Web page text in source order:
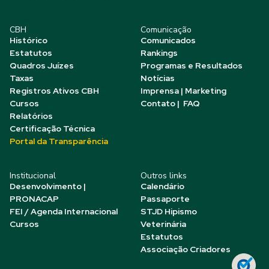
CBH
Histórico
Estatutos
Quadros Juízes
Taxas
Registros Ativos CBH
Cursos
Relatórios
Certificação Técnica
Portal da Transparência
Comunicação
Comunicados
Rankings
Programas e Resultados
Notícias
Imprensa | Marketing
Contato | FAQ
Institucional
Desenvolvimento |
PRONACAP
FEI / Agenda Internacional
Cursos
Outros links
Calendário
Passaporte
STJD Hipismo
Veterinária
Estatutos
Associação Criadores